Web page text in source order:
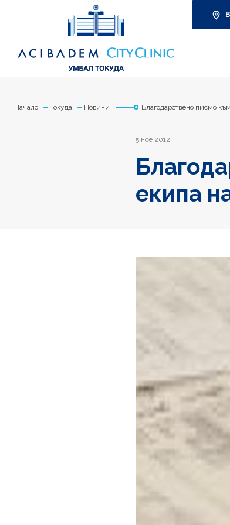
Начало Токуда Новини Благодарствено писмо
5 ное 2012
екипа